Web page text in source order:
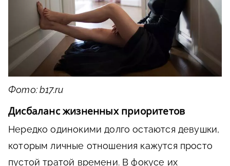
Фото: b17.ru
Дисбаланс жизненных приоритетов
Нередко одинокими долго остаются девушки,
которым личные отношения кажутся просто
пустой тратой времени. В фокусе их